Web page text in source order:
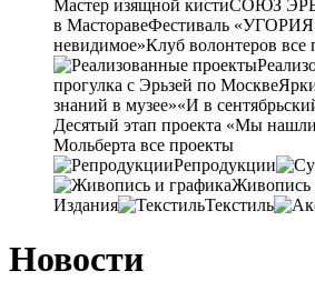
Мастер изящной кистиСОЮЗ
в МасторавеФестиваль
невидимое»Клуб волонтеров все
прогулка с Эрьзей по Москве
знаний в музее»«И в
Десятый этап проекта «Мы
Мольберта все проекты
Репродукции
Живопись
Издания
Текстиль
Новости